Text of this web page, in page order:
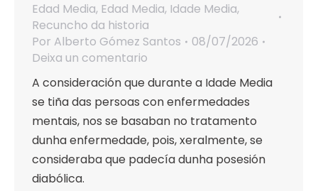
Edad Media, Edad Media, Idade Media,
Recuncho da historia
Por Alberto Gómez Santos
08/07/2026
Deixa un comentario
A consideración que durante a Idade Media
se tiña das persoas con enfermedades
mentais, nos se basaban no tratamento
dunha enfermedade, pois, xeralmente, se
consideraba que padecía dunha posesión
diabólica.